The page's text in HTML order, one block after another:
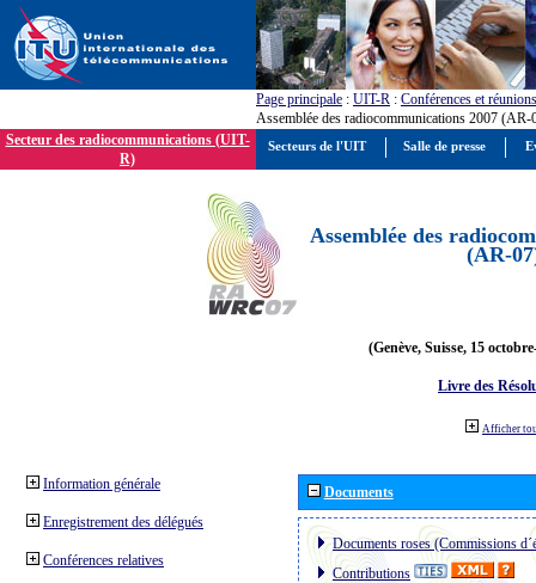
Page principale : UIT-R : Conférences et réunions
Assemblée des radiocommunications 2007 (AR-
Secteur des radiocommunications (UIT-
R)
Assemblée des
(AR-
(Genève, Suisse, 15
Livre des
Afficher
Information générale
Enregistrement des délégués
Conférences relatives
Documents
Documents roses (Commissions
Contributions
Secteurs de l'UIT Salle de presse